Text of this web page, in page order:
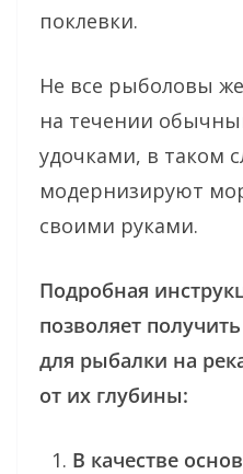
поклевки.
Не все рыболовы
на течении
удочками, в таком
модернизируют
своими руками.
Подробная
позволяет
для рыбалки на
от их глубины:
В качестве